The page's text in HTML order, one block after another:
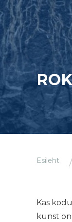
Esileht
Kas
kunst